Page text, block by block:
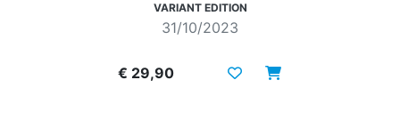
VARIANT EDITION
31/10/2023
€ 29,90